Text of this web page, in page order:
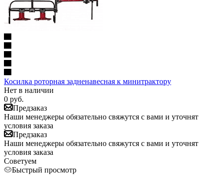
Косилка роторная задненавесная к минитрактору
Нет в наличии
0 руб.
Предзаказ
Наши менеджеры обязательно свяжутся с вами и уточнят
условия заказа
Предзаказ
Наши менеджеры обязательно свяжутся с вами и уточнят
условия заказа
Советуем
Быстрый просмотр